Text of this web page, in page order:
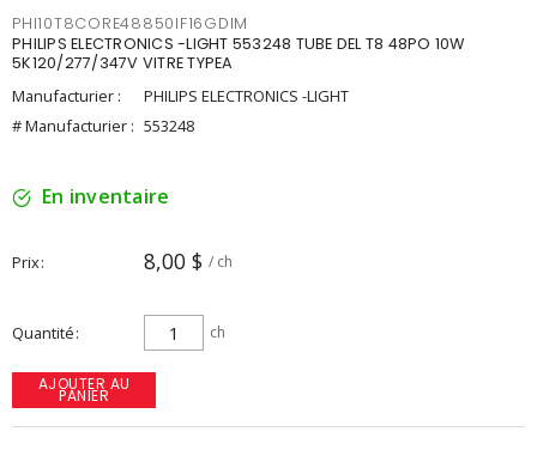
PHI10T8CORE48850IF16GDIM
PHILIPS ELECTRONICS -LIGHT 553248 TUBE DEL T8 48PO 10W
5K120/277/347V VITRE TYPEA
Manufacturier :
PHILIPS ELECTRONICS -LIGHT
# Manufacturier : 553248
En inventaire
Prix 8,00 $ / ch
Quantité ch
AJOUTER AU
PANIER